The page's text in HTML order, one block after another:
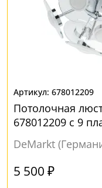
678012209
Потолочная
678012209 с 9
DeMarkt
5 500 ₽